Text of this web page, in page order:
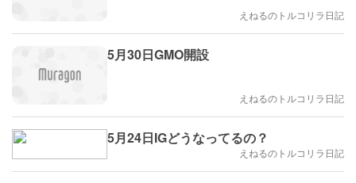
えねるのトルコリラ日記
5月30日GMO開設
えねるのトルコリラ日記
5月24日IGどうなってるの？
えねるのトルコリラ日記